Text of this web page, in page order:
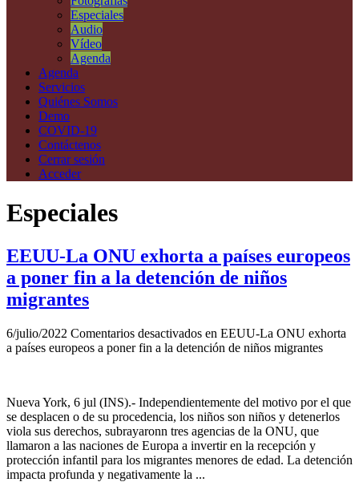
Especiales
Audio
Vídeo
Agenda
Agenda
Servicios
Quiénes Somos
Demo
COVID-19
Contáctenos
Cerrar sesión
Acceder
Especiales
EEUU-La ONU exhorta a países europeos
a poner fin a la detención de niños
migrantes
6/julio/2022 Comentarios desactivados en EEUU-La ONU exhorta
a países europeos a poner fin a la detención de niños migrantes
Nueva York, 6 jul (INS).- Independientemente del motivo por el que
se desplacen o de su procedencia, los niños son niños y detenerlos
viola sus derechos, subrayaronn tres agencias de la ONU, que
llamaron a las naciones de Europa a invertir en la recepción y
protección infantil para los migrantes menores de edad. La detención
impacta profunda y negativamente la ...